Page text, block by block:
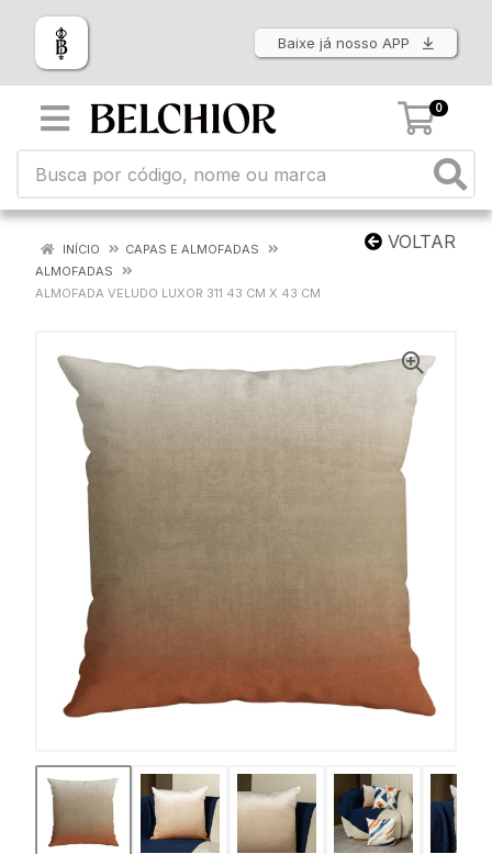
Baixe já nosso APP
0
VOLTAR
INÍCIO
CAPAS E ALMOFADAS
ALMOFADAS
ALMOFADA VELUDO LUXOR 311 43 CM X 43 CM